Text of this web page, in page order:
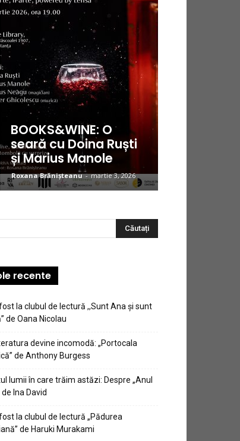
BOOKS&WINE: O
seară cu Doina Ruști
și Marius Manole
Roxana Brănișteanu - martie 3, 2026
recente
la clubul de lectură ,,Sunt Ana şi sunt
de Oana Nicolau
devine incomodă: „Portocala
de Anthony Burgess
lumii în care trăim astăzi: Despre „Anul
de Ina David
la clubul de lectură „Pădurea
de Haruki Murakami